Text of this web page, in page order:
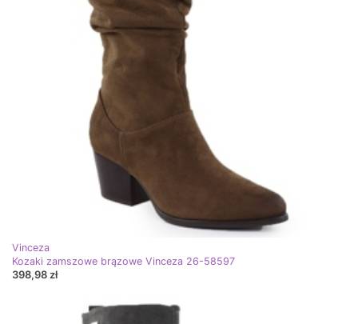
Vinceza
Kozaki zamszowe brązowe Vinceza 26-58597
398,98 zł